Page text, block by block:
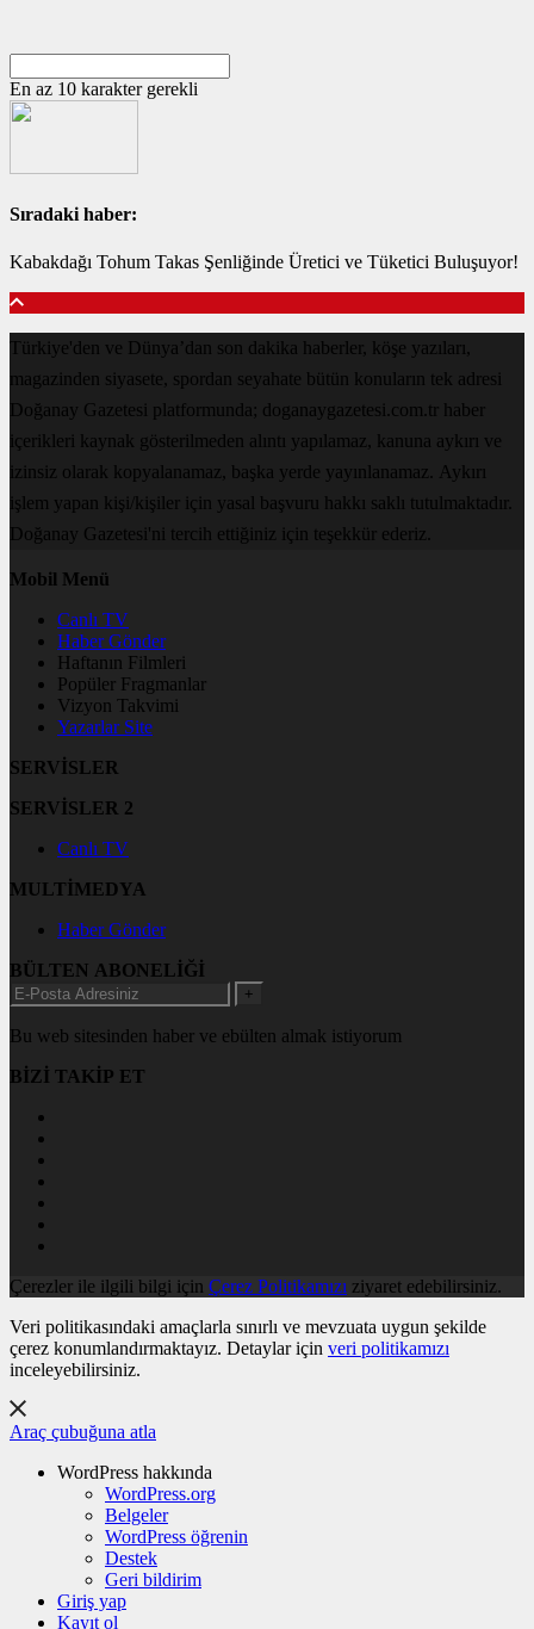
En az 10 karakter gerekli
Sıradaki haber:
Kabakdağı Tohum Takas Şenliğinde Üretici ve Tüketici Buluşuyor!
Türkiye'den ve Dünya’dan son dakika haberler, köşe yazıları,
magazinden siyasete, spordan seyahate bütün konuların tek adresi
Doğanay Gazetesi platformunda; doganaygazetesi.com.tr haber
içerikleri kaynak gösterilmeden alıntı yapılamaz, kanuna aykırı ve
izinsiz olarak kopyalanamaz, başka yerde yayınlanamaz. Aykırı
işlem yapan kişi/kişiler için yasal başvuru hakkı saklı tutulmaktadır.
Doğanay Gazetesi'ni tercih ettiğiniz için teşekkür ederiz.
Mobil Menü
Canlı TV
Haber Gönder
Haftanın Filmleri
Popüler Fragmanlar
Vizyon Takvimi
Yazarlar Site
SERVİSLER
SERVİSLER 2
Canlı TV
MULTİMEDYA
Haber Gönder
BÜLTEN ABONELİĞİ
+
Bu web sitesinden haber ve ebülten almak istiyorum
BİZİ TAKİP ET
Çerezler ile ilgili bilgi için Çerez Politikamızı ziyaret edebilirsiniz.
Veri politikasındaki amaçlarla sınırlı ve mevzuata uygun şekilde
çerez konumlandırmaktayız. Detaylar için veri politikamızı
inceleyebilirsiniz.
Araç çubuğuna atla
WordPress hakkında
WordPress.org
Belgeler
WordPress öğrenin
Destek
Geri bildirim
Giriş yap
Kayıt ol